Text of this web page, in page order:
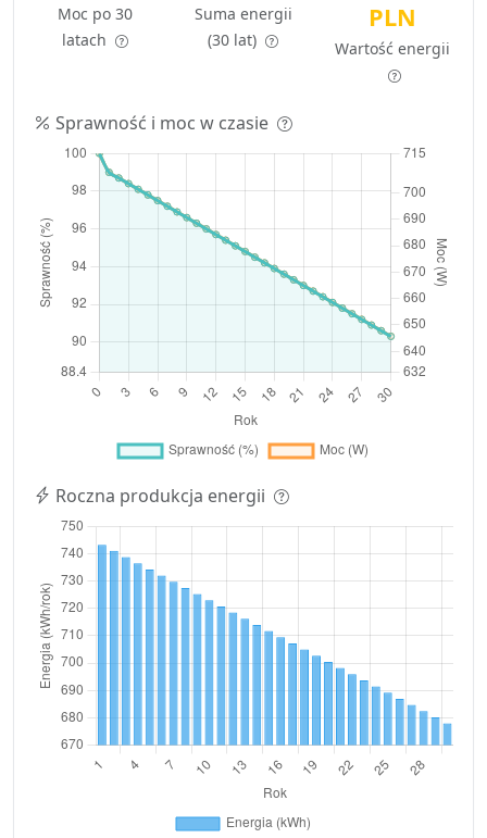
Moc po 30
latach
Suma energii
(30 lat)
PLN
Wartość energii
Sprawność i moc w czasie
Roczna produkcja energii